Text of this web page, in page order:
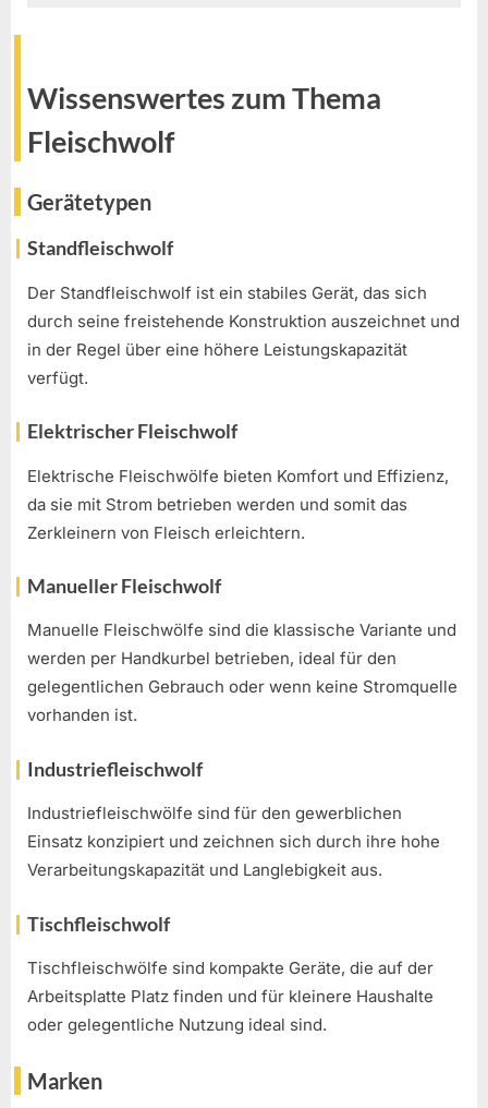
Wissenswertes zum Thema
Fleischwolf
Gerätetypen
Standfleischwolf
Der Standfleischwolf ist ein stabiles Gerät, das sich
durch seine freistehende Konstruktion auszeichnet und
in der Regel über eine höhere Leistungskapazität
verfügt.
Elektrischer Fleischwolf
Elektrische Fleischwölfe bieten Komfort und Effizienz,
da sie mit Strom betrieben werden und somit das
Zerkleinern von Fleisch erleichtern.
Manueller Fleischwolf
Manuelle Fleischwölfe sind die klassische Variante und
werden per Handkurbel betrieben, ideal für den
gelegentlichen Gebrauch oder wenn keine Stromquelle
vorhanden ist.
Industriefleischwolf
Industriefleischwölfe sind für den gewerblichen
Einsatz konzipiert und zeichnen sich durch ihre hohe
Verarbeitungskapazität und Langlebigkeit aus.
Tischfleischwolf
Tischfleischwölfe sind kompakte Geräte, die auf der
Arbeitsplatte Platz finden und für kleinere Haushalte
oder gelegentliche Nutzung ideal sind.
Marken